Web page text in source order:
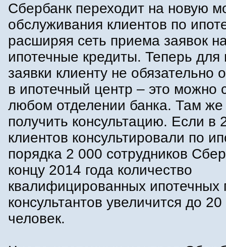
Сбербанк переходит на новую
обслуживания клиентов по
расширяя сеть приема заявок
ипотечные кредиты. Теперь для
заявки клиенту не обязательно
в ипотечный центр – это можно
любом отделении банка. Там
получить консультацию. Если в
клиентов консультировали по
порядка 2 000 сотрудников
концу 2014 года количество
квалифицированных ипотечных
консультантов увеличится до
человек.